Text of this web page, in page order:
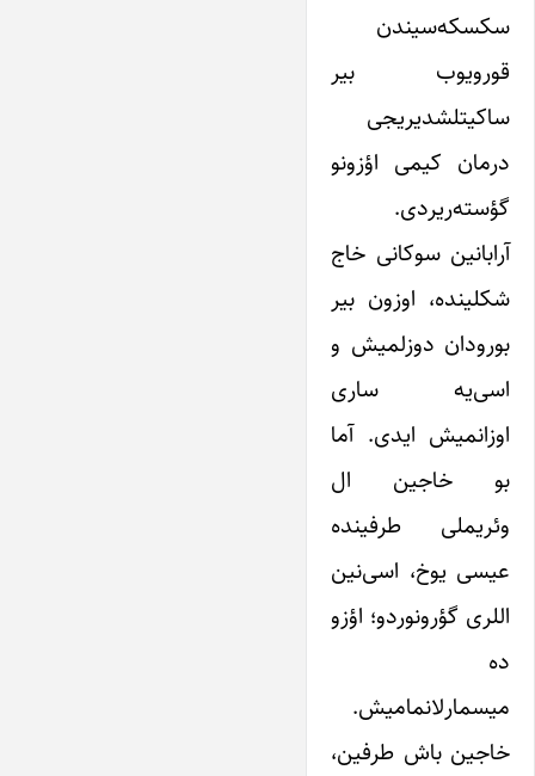
سکسکه‌سیندن
قورویوب بیر
ساکیتلشدیریجی
درمان کیمی اؤزونو
گؤسته‌ریردی.
آرابانین سوکانی خاج
شکلینده، اوزون بیر
بورودان دوزلمیش و
اسی‌یه ساری
اوزانمیش ایدی. آما
بو خاجین ال
وئریملی طرفینده
عیسی یوخ، اسی‌نین
اللری گؤرونوردو؛ اؤزو
ده
میسمارلانمامیش.
خاجین باش طرفین،